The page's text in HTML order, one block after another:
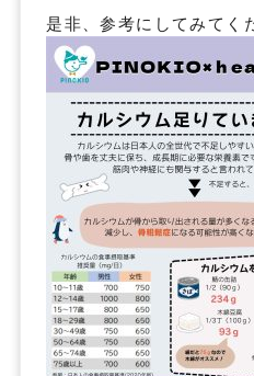
是非、参考にしてみてく